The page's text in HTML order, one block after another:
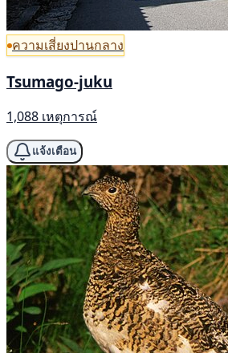
ความเสี่ยงปานกลาง
Tsumago-juku
1,088 เหตุการณ์
แจ้งเตือน